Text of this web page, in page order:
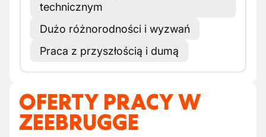
technicznym
Dużo różnorodności i wyzwań
Praca z przyszłością i dumą
OFERTY PRACY W
ZEEBRUGGE